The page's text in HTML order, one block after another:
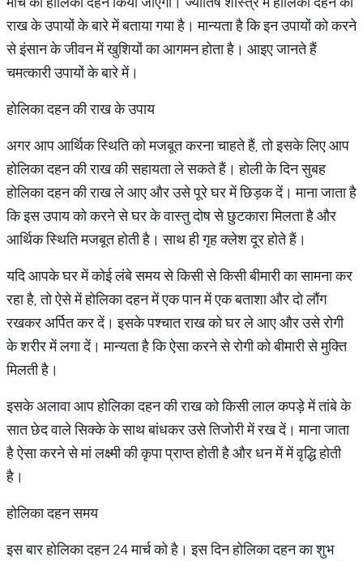
राख के उपायों के बारे में बताया गया है। मान्यता है कि इन उपायों को करने
से इंसान के जीवन में खुशियों का आगमन होता है। आइए जानते हैं
चमत्कारी उपायों के बारे में।
होलिका दहन की राख के उपाय
अगर आप आर्थिक स्थिति को मजबूत करना चाहते हैं, तो इसके लिए आप
होलिका दहन की राख की सहायता ले सकते हैं। होली के दिन सुबह
होलिका दहन की राख ले आए और उसे पूरे घर में छिड़क दें। माना जाता है
कि इस उपाय को करने से घर के वास्तु दोष से छुटकारा मिलता है और
आर्थिक स्थिति मजबूत होती है। साथ ही गृह क्लेश दूर होते हैं।
यदि आपके घर में कोई लंबे समय से किसी से किसी बीमारी का सामना कर
रहा है, तो ऐसे में होलिका दहन में एक पान में एक बताशा और दो लौंग
रखकर अर्पित कर दें। इसके पश्चात राख को घर ले आए और उसे रोगी
के शरीर में लगा दें। मान्यता है कि ऐसा करने से रोगी को बीमारी से मुक्ति
मिलती है।
इसके अलावा आप होलिका दहन की राख को किसी लाल कपड़े में तांबे के
सात छेद वाले सिक्के के साथ बांधकर उसे तिजोरी में रख दें। माना जाता
है ऐसा करने से मां लक्ष्मी की कृपा प्राप्त होती है और धन में में वृद्धि होती
है।
होलिका दहन समय
इस बार होलिका दहन 24 मार्च को है। इस दिन होलिका दहन का शुभ